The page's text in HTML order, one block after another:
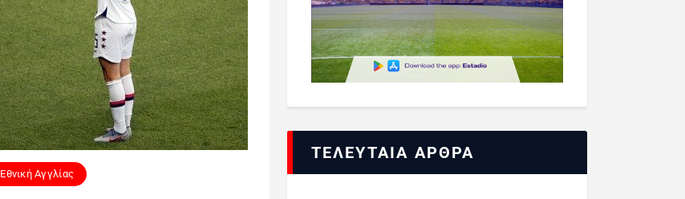
Εθνική Αγγλίας
ΤΕΛΕΥΤΑΙΑ ΑΡΘΡΑ